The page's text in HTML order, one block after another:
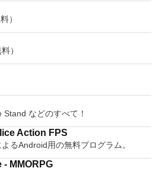
）
）
などのすべて！
Action FPS
るAndroid用の無料プログラム。
- MMORPG